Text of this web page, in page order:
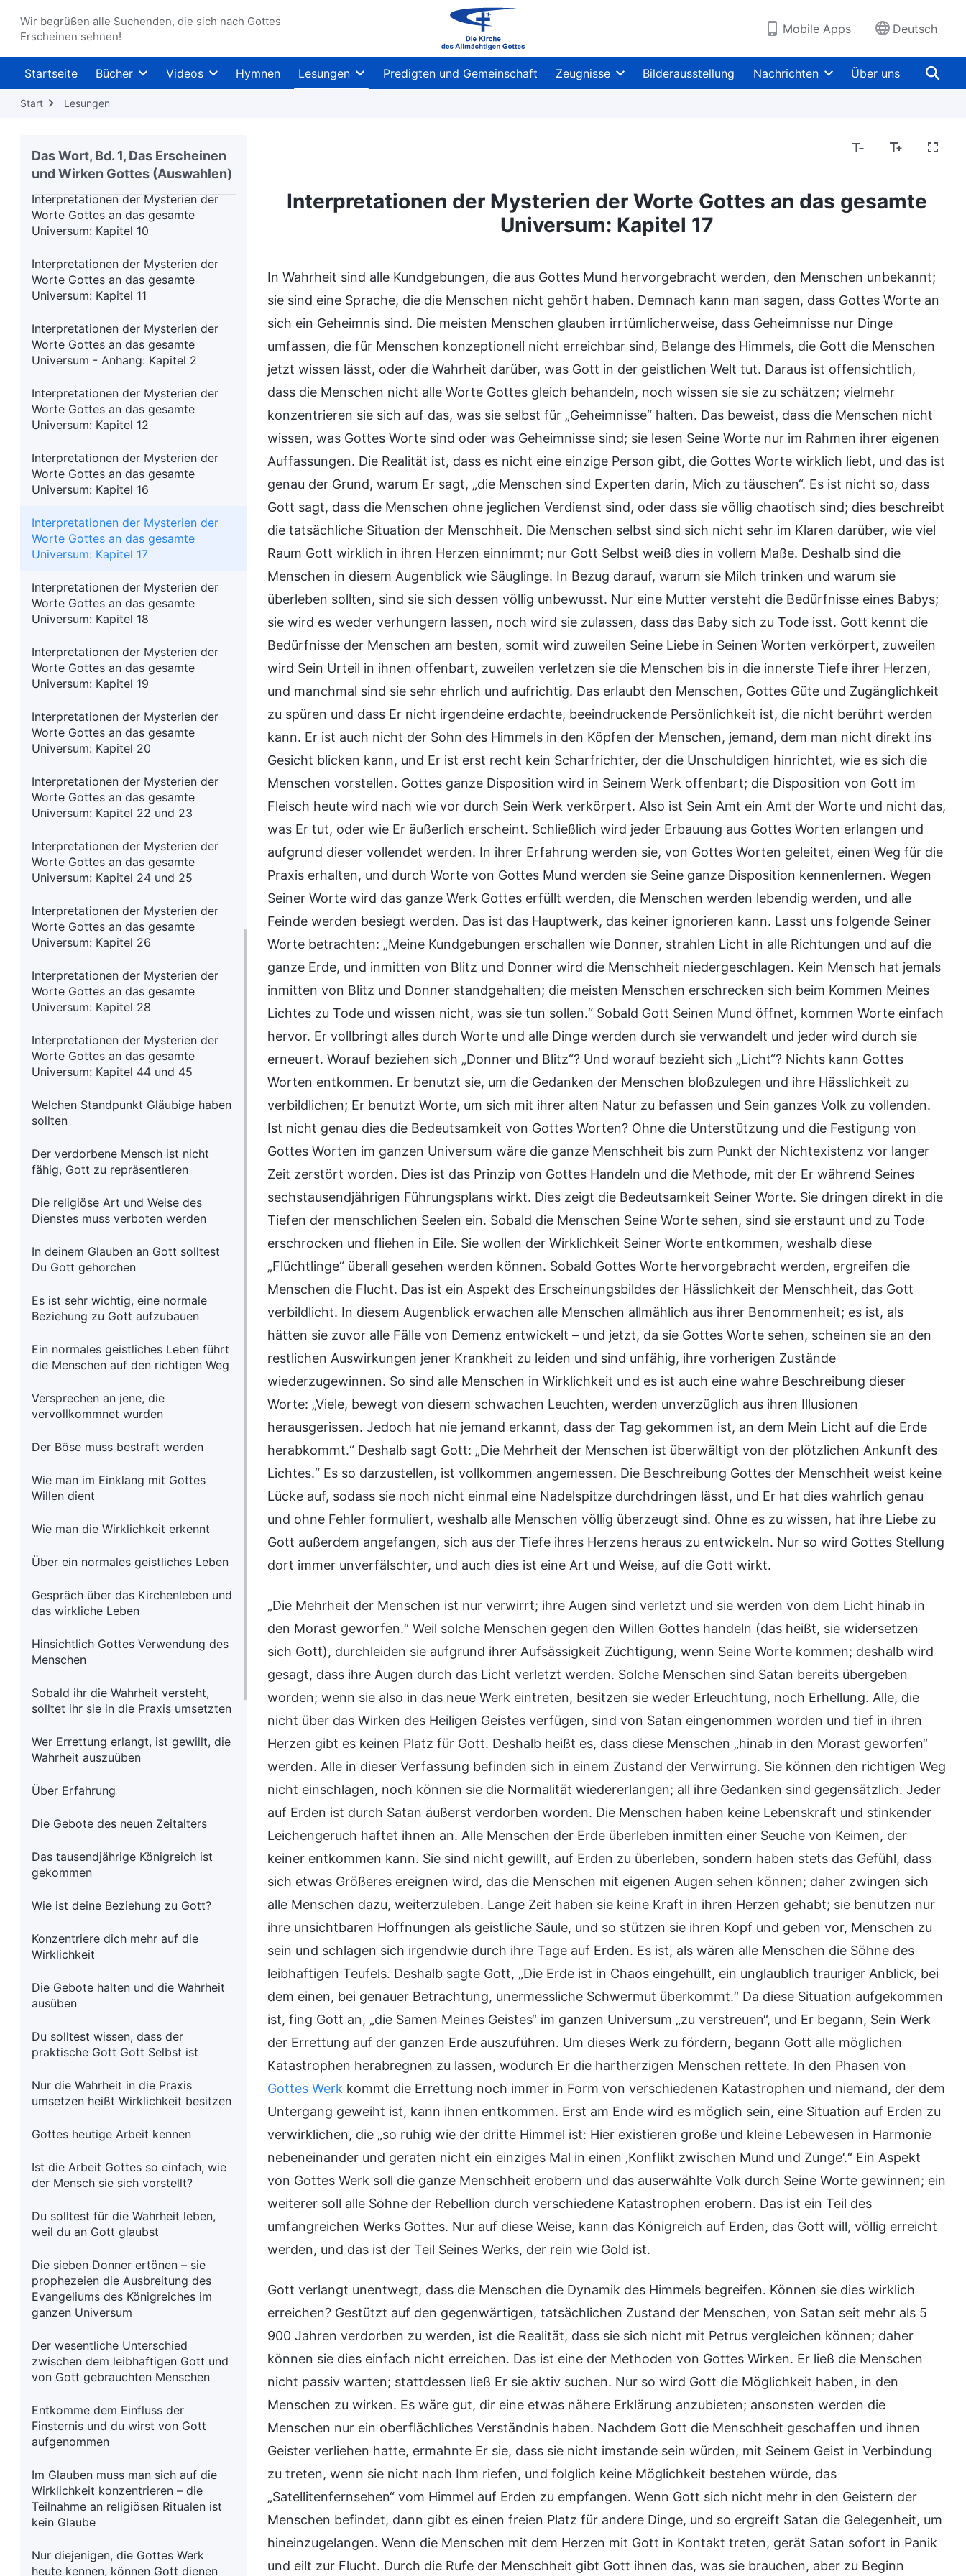
Wir begrüßen alle Suchenden, die sich nach Gottes
Erscheinen sehnen!
Mobile Apps Deutsch
Startseite Bücher Videos Hymnen Lesungen Predigten und Gemeinschaft Zeugnisse Bilderausstellung Nachrichten Über uns
Start Lesungen
Das Wort, Bd. 1, Das Erscheinen
und Wirken Gottes (Auswahlen)
Worte Gottes an das gesamte
Universum: Kapitel 8
Interpretationen der Mysterien der
Worte Gottes an das gesamte
Universum: Kapitel 9
Worte Gottes an das gesamte
Universum - Anhang: Kapitel 1
Interpretationen der Mysterien der
Worte Gottes an das gesamte
Universum: Kapitel 10
Interpretationen der Mysterien der
Worte Gottes an das gesamte
Universum: Kapitel 11
Interpretationen der Mysterien der
Worte Gottes an das gesamte
Universum - Anhang: Kapitel 2
Interpretationen der Mysterien der
Worte Gottes an das gesamte
Universum: Kapitel 12
Interpretationen der Mysterien der
Worte Gottes an das gesamte
Universum: Kapitel 16
Interpretationen der Mysterien der
Worte Gottes an das gesamte
Universum: Kapitel 17
Interpretationen der Mysterien der
Worte Gottes an das gesamte
Universum: Kapitel 18
Interpretationen der Mysterien der
Worte Gottes an das gesamte
Universum: Kapitel 19
Interpretationen der Mysterien der
Worte Gottes an das gesamte
Universum: Kapitel 20
Interpretationen der Mysterien der
Worte Gottes an das gesamte
Universum: Kapitel 22 und 23
Interpretationen der Mysterien der
Worte Gottes an das gesamte
Universum: Kapitel 24 und 25
Interpretationen der Mysterien der
Worte Gottes an das gesamte
Universum: Kapitel 26
Interpretationen der Mysterien der
Worte Gottes an das gesamte
Universum: Kapitel 28
Interpretationen der Mysterien der
Worte Gottes an das gesamte
Universum: Kapitel 44 und 45
Welchen Standpunkt Gläubige haben
sollten
Der verdorbene Mensch ist nicht
fähig, Gott zu repräsentieren
Die religiöse Art und Weise des
Dienstes muss verboten werden
In deinem Glauben an Gott solltest
Du Gott gehorchen
Es ist sehr wichtig, eine normale
Beziehung zu Gott aufzubauen
Ein normales geistliches Leben führt
die Menschen auf den richtigen Weg
Versprechen an jene, die
vervollkommnet wurden
Der Böse muss bestraft werden
Wie man im Einklang mit Gottes
Willen dient
Wie man die Wirklichkeit erkennt
Über ein normales geistliches Leben
Gespräch über das Kirchenleben und
das wirkliche Leben
Hinsichtlich Gottes Verwendung des
Menschen
Sobald ihr die Wahrheit versteht,
solltet ihr sie in die Praxis umsetzten
Wer Errettung erlangt, ist gewillt, die
Wahrheit auszuüben
Über Erfahrung
Die Gebote des neuen Zeitalters
Das tausendjährige Königreich ist
gekommen
Wie ist deine Beziehung zu Gott?
Konzentriere dich mehr auf die
Wirklichkeit
Die Gebote halten und die Wahrheit
ausüben
Du solltest wissen, dass der
praktische Gott Gott Selbst ist
Nur die Wahrheit in die Praxis
umsetzen heißt Wirklichkeit besitzen
Gottes heutige Arbeit kennen
Ist die Arbeit Gottes so einfach, wie
der Mensch sie sich vorstellt?
Du solltest für die Wahrheit leben,
weil du an Gott glaubst
Die sieben Donner ertönen – sie
prophezeien die Ausbreitung des
Evangeliums des Königreiches im
ganzen Universum
Der wesentliche Unterschied
zwischen dem leibhaftigen Gott und
von Gott gebrauchten Menschen
Entkomme dem Einfluss der
Finsternis und du wirst von Gott
aufgenommen
Im Glauben muss man sich auf die
Wirklichkeit konzentrieren – die
Teilnahme an religiösen Ritualen ist
kein Glaube
Nur diejenigen, die Gottes Werk
heute kennen, können Gott dienen
Interpretationen der Mysterien der Worte Gottes an das gesamte
Universum: Kapitel 17
In Wahrheit sind alle Kundgebungen, die aus Gottes Mund hervorgebracht werden, den Menschen unbekannt;
sie sind eine Sprache, die die Menschen nicht gehört haben. Demnach kann man sagen, dass Gottes Worte an
sich ein Geheimnis sind. Die meisten Menschen glauben irrtümlicherweise, dass Geheimnisse nur Dinge
umfassen, die für Menschen konzeptionell nicht erreichbar sind, Belange des Himmels, die Gott die Menschen
jetzt wissen lässt, oder die Wahrheit darüber, was Gott in der geistlichen Welt tut. Daraus ist offensichtlich,
dass die Menschen nicht alle Worte Gottes gleich behandeln, noch wissen sie sie zu schätzen; vielmehr
konzentrieren sie sich auf das, was sie selbst für „Geheimnisse“ halten. Das beweist, dass die Menschen nicht
wissen, was Gottes Worte sind oder was Geheimnisse sind; sie lesen Seine Worte nur im Rahmen ihrer eigenen
Auffassungen. Die Realität ist, dass es nicht eine einzige Person gibt, die Gottes Worte wirklich liebt, und das ist
genau der Grund, warum Er sagt, „die Menschen sind Experten darin, Mich zu täuschen“. Es ist nicht so, dass
Gott sagt, dass die Menschen ohne jeglichen Verdienst sind, oder dass sie völlig chaotisch sind; dies beschreibt
die tatsächliche Situation der Menschheit. Die Menschen selbst sind sich nicht sehr im Klaren darüber, wie viel
Raum Gott wirklich in ihren Herzen einnimmt; nur Gott Selbst weiß dies in vollem Maße. Deshalb sind die
Menschen in diesem Augenblick wie Säuglinge. In Bezug darauf, warum sie Milch trinken und warum sie
überleben sollten, sind sie sich dessen völlig unbewusst. Nur eine Mutter versteht die Bedürfnisse eines Babys;
sie wird es weder verhungern lassen, noch wird sie zulassen, dass das Baby sich zu Tode isst. Gott kennt die
Bedürfnisse der Menschen am besten, somit wird zuweilen Seine Liebe in Seinen Worten verkörpert, zuweilen
wird Sein Urteil in ihnen offenbart, zuweilen verletzen sie die Menschen bis in die innerste Tiefe ihrer Herzen,
und manchmal sind sie sehr ehrlich und aufrichtig. Das erlaubt den Menschen, Gottes Güte und Zugänglichkeit
zu spüren und dass Er nicht irgendeine erdachte, beeindruckende Persönlichkeit ist, die nicht berührt werden
kann. Er ist auch nicht der Sohn des Himmels in den Köpfen der Menschen, jemand, dem man nicht direkt ins
Gesicht blicken kann, und Er ist erst recht kein Scharfrichter, der die Unschuldigen hinrichtet, wie es sich die
Menschen vorstellen. Gottes ganze Disposition wird in Seinem Werk offenbart; die Disposition von Gott im
Fleisch heute wird nach wie vor durch Sein Werk verkörpert. Also ist Sein Amt ein Amt der Worte und nicht das,
was Er tut, oder wie Er äußerlich erscheint. Schließlich wird jeder Erbauung aus Gottes Worten erlangen und
aufgrund dieser vollendet werden. In ihrer Erfahrung werden sie, von Gottes Worten geleitet, einen Weg für die
Praxis erhalten, und durch Worte von Gottes Mund werden sie Seine ganze Disposition kennenlernen. Wegen
Seiner Worte wird das ganze Werk Gottes erfüllt werden, die Menschen werden lebendig werden, und alle
Feinde werden besiegt werden. Das ist das Hauptwerk, das keiner ignorieren kann. Lasst uns folgende Seiner
Worte betrachten: „Meine Kundgebungen erschallen wie Donner, strahlen Licht in alle Richtungen und auf die
ganze Erde, und inmitten von Blitz und Donner wird die Menschheit niedergeschlagen. Kein Mensch hat jemals
inmitten von Blitz und Donner standgehalten; die meisten Menschen erschrecken sich beim Kommen Meines
Lichtes zu Tode und wissen nicht, was sie tun sollen.“ Sobald Gott Seinen Mund öffnet, kommen Worte einfach
hervor. Er vollbringt alles durch Worte und alle Dinge werden durch sie verwandelt und jeder wird durch sie
erneuert. Worauf beziehen sich „Donner und Blitz“? Und worauf bezieht sich „Licht“? Nichts kann Gottes
Worten entkommen. Er benutzt sie, um die Gedanken der Menschen bloßzulegen und ihre Hässlichkeit zu
verbildlichen; Er benutzt Worte, um sich mit ihrer alten Natur zu befassen und Sein ganzes Volk zu vollenden.
Ist nicht genau dies die Bedeutsamkeit von Gottes Worten? Ohne die Unterstützung und die Festigung von
Gottes Worten im ganzen Universum wäre die ganze Menschheit bis zum Punkt der Nichtexistenz vor langer
Zeit zerstört worden. Dies ist das Prinzip von Gottes Handeln und die Methode, mit der Er während Seines
sechstausendjährigen Führungsplans wirkt. Dies zeigt die Bedeutsamkeit Seiner Worte. Sie dringen direkt in die
Tiefen der menschlichen Seelen ein. Sobald die Menschen Seine Worte sehen, sind sie erstaunt und zu Tode
erschrocken und fliehen in Eile. Sie wollen der Wirklichkeit Seiner Worte entkommen, weshalb diese
„Flüchtlinge“ überall gesehen werden können. Sobald Gottes Worte hervorgebracht werden, ergreifen die
Menschen die Flucht. Das ist ein Aspekt des Erscheinungsbildes der Hässlichkeit der Menschheit, das Gott
verbildlicht. In diesem Augenblick erwachen alle Menschen allmählich aus ihrer Benommenheit; es ist, als
hätten sie zuvor alle Fälle von Demenz entwickelt – und jetzt, da sie Gottes Worte sehen, scheinen sie an den
restlichen Auswirkungen jener Krankheit zu leiden und sind unfähig, ihre vorherigen Zustände
wiederzugewinnen. So sind alle Menschen in Wirklichkeit und es ist auch eine wahre Beschreibung dieser
Worte: „Viele, bewegt von diesem schwachen Leuchten, werden unverzüglich aus ihren Illusionen
herausgerissen. Jedoch hat nie jemand erkannt, dass der Tag gekommen ist, an dem Mein Licht auf die Erde
herabkommt.“ Deshalb sagt Gott: „Die Mehrheit der Menschen ist überwältigt von der plötzlichen Ankunft des
Lichtes.“ Es so darzustellen, ist vollkommen angemessen. Die Beschreibung Gottes der Menschheit weist keine
Lücke auf, sodass sie noch nicht einmal eine Nadelspitze durchdringen lässt, und Er hat dies wahrlich genau
und ohne Fehler formuliert, weshalb alle Menschen völlig überzeugt sind. Ohne es zu wissen, hat ihre Liebe zu
Gott außerdem angefangen, sich aus der Tiefe ihres Herzens heraus zu entwickeln. Nur so wird Gottes Stellung
dort immer unverfälschter, und auch dies ist eine Art und Weise, auf die Gott wirkt.
„Die Mehrheit der Menschen ist nur verwirrt; ihre Augen sind verletzt und sie werden von dem Licht hinab in
den Morast geworfen.“ Weil solche Menschen gegen den Willen Gottes handeln (das heißt, sie widersetzen
sich Gott), durchleiden sie aufgrund ihrer Aufsässigkeit Züchtigung, wenn Seine Worte kommen; deshalb wird
gesagt, dass ihre Augen durch das Licht verletzt werden. Solche Menschen sind Satan bereits übergeben
worden; wenn sie also in das neue Werk eintreten, besitzen sie weder Erleuchtung, noch Erhellung. Alle, die
nicht über das Wirken des Heiligen Geistes verfügen, sind von Satan eingenommen worden und tief in ihren
Herzen gibt es keinen Platz für Gott. Deshalb heißt es, dass diese Menschen „hinab in den Morast geworfen“
werden. Alle in dieser Verfassung befinden sich in einem Zustand der Verwirrung. Sie können den richtigen Weg
nicht einschlagen, noch können sie die Normalität wiedererlangen; all ihre Gedanken sind gegensätzlich. Jeder
auf Erden ist durch Satan äußerst verdorben worden. Die Menschen haben keine Lebenskraft und stinkender
Leichengeruch haftet ihnen an. Alle Menschen der Erde überleben inmitten einer Seuche von Keimen, der
keiner entkommen kann. Sie sind nicht gewillt, auf Erden zu überleben, sondern haben stets das Gefühl, dass
sich etwas Größeres ereignen wird, das die Menschen mit eigenen Augen sehen können; daher zwingen sich
alle Menschen dazu, weiterzuleben. Lange Zeit haben sie keine Kraft in ihren Herzen gehabt; sie benutzen nur
ihre unsichtbaren Hoffnungen als geistliche Säule, und so stützen sie ihren Kopf und geben vor, Menschen zu
sein und schlagen sich irgendwie durch ihre Tage auf Erden. Es ist, als wären alle Menschen die Söhne des
leibhaftigen Teufels. Deshalb sagte Gott, „Die Erde ist in Chaos eingehüllt, ein unglaublich trauriger Anblick, bei
dem einen, bei genauer Betrachtung, unermessliche Schwermut überkommt.“ Da diese Situation aufgekommen
ist, fing Gott an, „die Samen Meines Geistes“ im ganzen Universum „zu verstreuen“, und Er begann, Sein Werk
der Errettung auf der ganzen Erde auszuführen. Um dieses Werk zu fördern, begann Gott alle möglichen
Katastrophen herabregnen zu lassen, wodurch Er die hartherzigen Menschen rettete. In den Phasen von
Gottes Werk kommt die Errettung noch immer in Form von verschiedenen Katastrophen und niemand, der dem
Untergang geweiht ist, kann ihnen entkommen. Erst am Ende wird es möglich sein, eine Situation auf Erden zu
verwirklichen, die „so ruhig wie der dritte Himmel ist: Hier existieren große und kleine Lebewesen in Harmonie
nebeneinander und geraten nicht ein einziges Mal in einen ‚Konflikt zwischen Mund und Zunge‘.“ Ein Aspekt
von Gottes Werk soll die ganze Menschheit erobern und das auserwählte Volk durch Seine Worte gewinnen; ein
weiterer soll alle Söhne der Rebellion durch verschiedene Katastrophen erobern. Das ist ein Teil des
umfangreichen Werks Gottes. Nur auf diese Weise, kann das Königreich auf Erden, das Gott will, völlig erreicht
werden, und das ist der Teil Seines Werks, der rein wie Gold ist.
Gott verlangt unentwegt, dass die Menschen die Dynamik des Himmels begreifen. Können sie dies wirklich
erreichen? Gestützt auf den gegenwärtigen, tatsächlichen Zustand der Menschen, von Satan seit mehr als 5
900 Jahren verdorben zu werden, ist die Realität, dass sie sich nicht mit Petrus vergleichen können; daher
können sie dies einfach nicht erreichen. Das ist eine der Methoden von Gottes Wirken. Er ließ die Menschen
nicht passiv warten; stattdessen ließ Er sie aktiv suchen. Nur so wird Gott die Möglichkeit haben, in den
Menschen zu wirken. Es wäre gut, dir eine etwas nähere Erklärung anzubieten; ansonsten werden die
Menschen nur ein oberflächliches Verständnis haben. Nachdem Gott die Menschheit geschaffen und ihnen
Geister verliehen hatte, ermahnte Er sie, dass sie nicht imstande sein würden, mit Seinem Geist in Verbindung
zu treten, wenn sie nicht nach Ihm riefen, und folglich keine Möglichkeit bestehen würde, das
„Satellitenfernsehen“ vom Himmel auf Erden zu empfangen. Wenn Gott sich nicht mehr in den Geistern der
Menschen befindet, dann gibt es einen freien Platz für andere Dinge, und so ergreift Satan die Gelegenheit, um
hineinzugelangen. Wenn die Menschen mit dem Herzen mit Gott in Kontakt treten, gerät Satan sofort in Panik
und eilt zur Flucht. Durch die Rufe der Menschheit gibt Gott ihnen das, was sie brauchen, aber zu Beginn